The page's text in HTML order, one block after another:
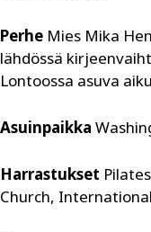
Perhe Mies Mika
lähdössä
Lontoossa asuva
Asuinpaikka
Harrastukset
Church,